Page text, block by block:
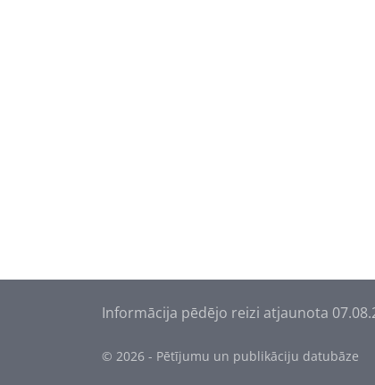
Informācija pēdējo reizi atjaunota
© 2026 - Pētījumu un publikāciju datubāze